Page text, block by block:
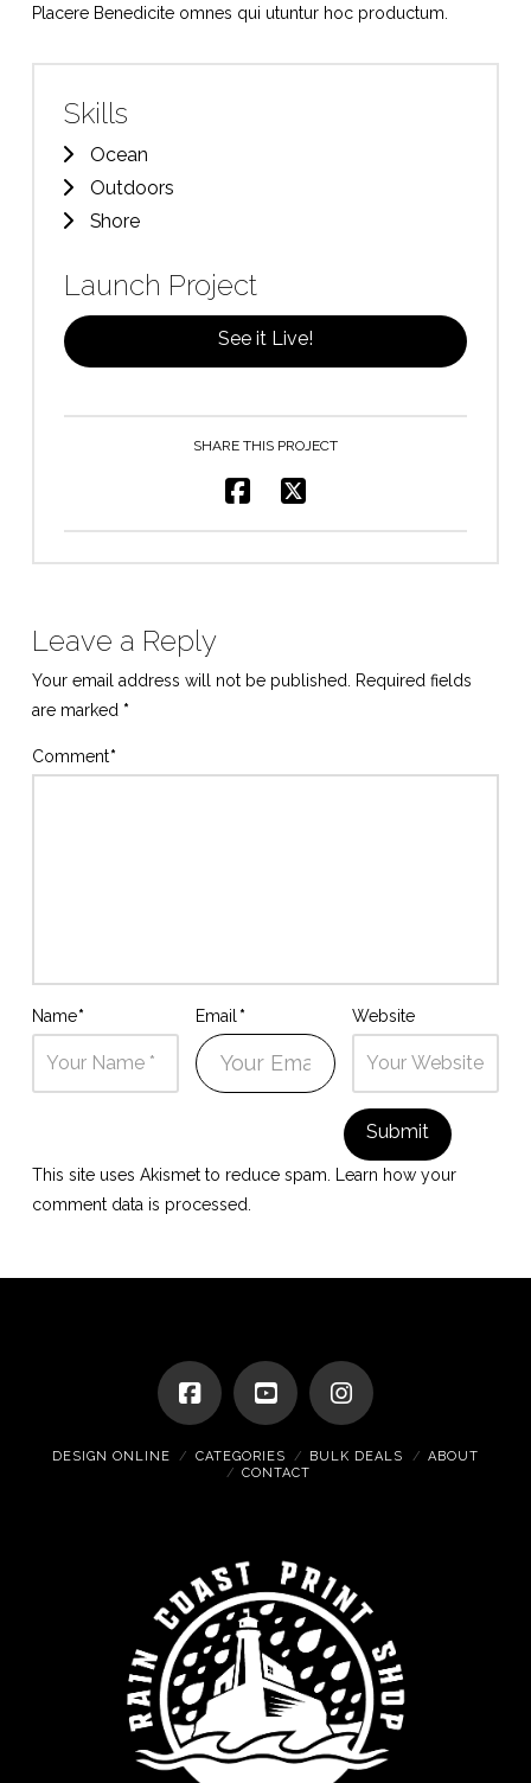
Placere Benedicite omnes qui utuntur hoc productum.
Skills
Ocean
Outdoors
Shore
Launch Project
See it Live!
SHARE THIS PROJECT
Leave a Reply
Your email address will not be published.
Required fields
are marked *
Comment*
Name* Email* Website
This site uses Akismet to reduce spam.
Learn how your
comment data is processed.
DESIGN ONLINE CATEGORIES BULK DEALS
ABOUT
CONTACT